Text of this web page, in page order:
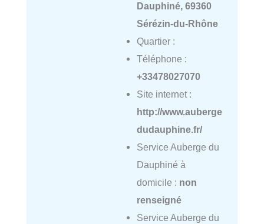
Dauphiné, 69360
Sérézin-du-Rhône
Quartier :
Téléphone :
+33478027070
Site internet :
http://www.auberge
dudauphine.fr/
Service Auberge du
Dauphiné à
domicile : non
renseigné
Service Auberge du